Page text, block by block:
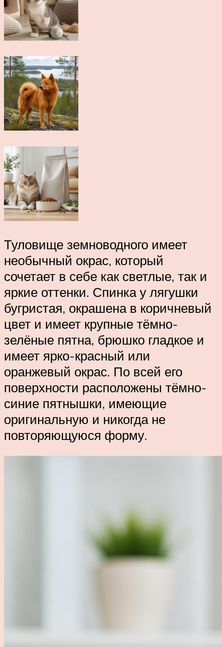
Туловище земноводного имеет
необычный окрас, который
сочетает в себе как светлые, так и
яркие оттенки. Спинка у лягушки
бугристая, окрашена в коричневый
цвет и имеет крупные тёмно-
зелёные пятна, брюшко гладкое и
имеет ярко-красный или
оранжевый окрас. По всей его
поверхности расположены тёмно-
синие пятнышки, имеющие
оригинальную и никогда не
повторяющуюся форму.